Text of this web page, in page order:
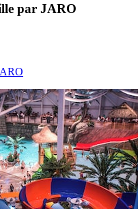
par JARO